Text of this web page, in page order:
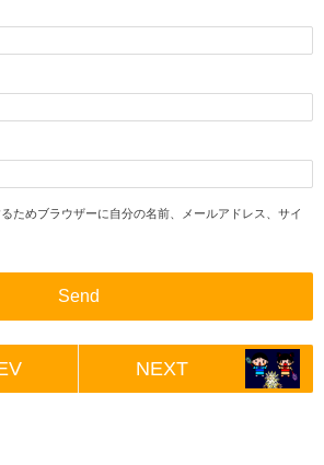
ためブラウザーに自分の名前、メールアドレス、サイ
NEXT